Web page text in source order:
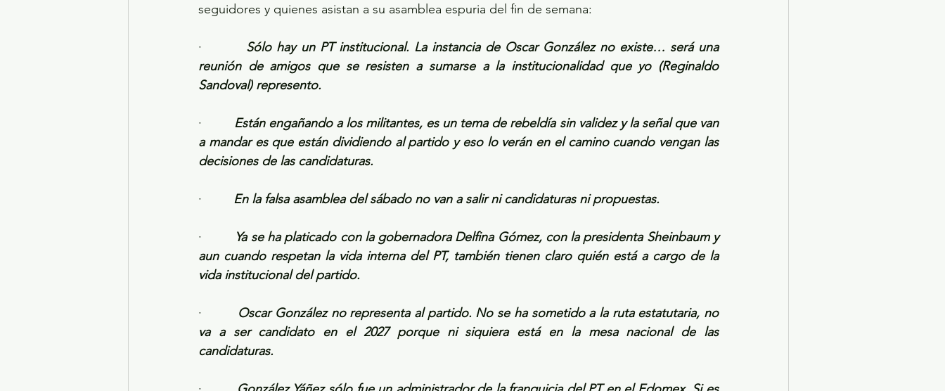
seguidores y quienes asistan a su asamblea espuria del fin de semana:
· Sólo hay un PT institucional. La instancia de Oscar González no existe… será una
reunión de amigos que se resisten a sumarse a la institucionalidad que yo (Reginaldo
Sandoval) represento.
· Están engañando a los militantes, es un tema de rebeldía sin validez y la señal que van
a mandar es que están dividiendo al partido y eso lo verán en el camino cuando vengan las
decisiones de las candidaturas.
· En la falsa asamblea del sábado no van a salir ni candidaturas ni propuestas.
·
Ya se ha platicado con la gobernadora Delfina Gómez, con la presidenta Sheinbaum y
aun cuando respetan la vida interna del PT, también tienen claro quién está a cargo de la
vida institucional del partido.
· Oscar González no representa al partido. No se ha sometido a la ruta estatutaria, no
va a ser candidato en el 2027 porque ni siquiera está en la mesa nacional de las
candidaturas.